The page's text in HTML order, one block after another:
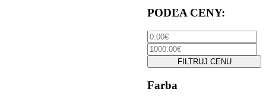
PODĽA CENY:
FILTRUJ CENU
Farba